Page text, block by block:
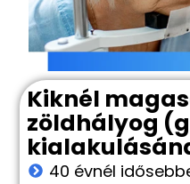
Kiknél
zöldhályog
40 évnél